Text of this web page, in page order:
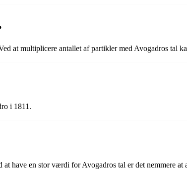
at multiplicere antallet af partikler med Avogadros tal
i 1811.
have en stor værdi for Avogadros tal er det nemmere